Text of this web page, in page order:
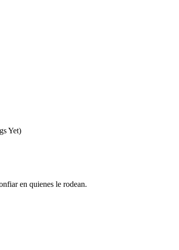
Yet)
en quienes le rodean.